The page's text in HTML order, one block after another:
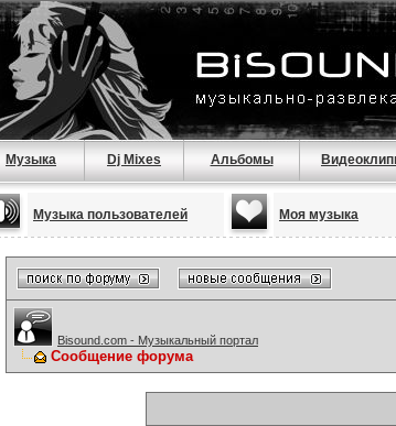
Музыка Dj Mixes Альбомы
Музыка пользователей Моя музыка
Bisound.com - Музыкальный портал
Сообщение форума